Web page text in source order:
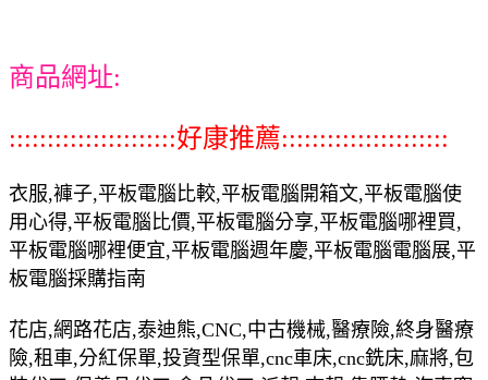
商品網址:
::::::::::::::::::::::好康推薦::::::::::::::::::::::
衣服,褲子,平板電腦比較,平板電腦開箱文,平板電腦使
用心得,平板電腦比價,平板電腦分享,平板電腦哪裡買,
平板電腦哪裡便宜,平板電腦週年慶,平板電腦電腦展,平
板電腦採購指南
花店,網路花店,泰迪熊,CNC,中古機械,醫療險,終身醫療
險,租車,分紅保單,投資型保單,cnc車床,cnc銑床,麻將,包